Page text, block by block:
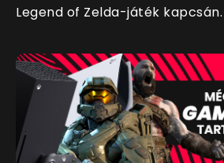
Legend of Zelda-játék kapcsán.